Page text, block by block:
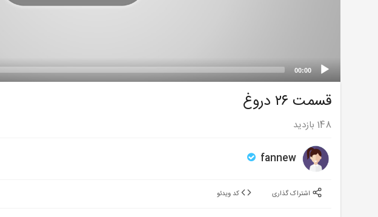
00:00
قسمت ۲۶ دروغ
148 بازدید
fannew